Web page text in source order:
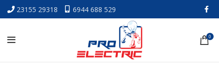
23155 29318 6944 688 529
0